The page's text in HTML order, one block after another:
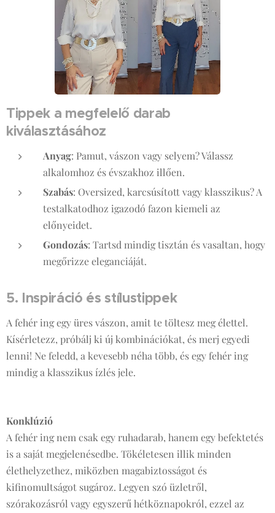
Tippek a megfelelő darab
kiválasztásához
Anyag: Pamut, vászon vagy selyem? Válassz
alkalomhoz és évszakhoz illően.
Szabás: Oversized, karcsúsított vagy klasszikus? A
testalkatodhoz igazodó fazon kiemeli az
előnyeidet.
Gondozás: Tartsd mindig tisztán és vasaltan, hogy
megőrizze eleganciáját.
5. Inspiráció és stílustippek
A fehér ing egy üres vászon, amit te töltesz meg élettel.
Kísérletezz, próbálj ki új kombinációkat, és merj egyedi
lenni! Ne feledd, a kevesebb néha több, és egy fehér ing
mindig a klasszikus ízlés jele.
Konklúzió
A fehér ing nem csak egy ruhadarab, hanem egy befektetés
is a saját megjelenésedbe. Tökéletesen illik minden
élethelyzethez, miközben magabiztosságot és
kifinomultságot sugároz. Legyen szó üzletről,
szórakozásról vagy egyszerű hétköznapokról, ezzel az